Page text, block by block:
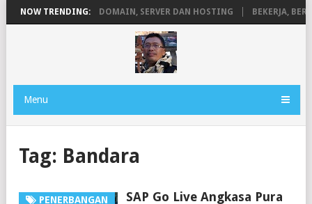
NOW TRENDING:
PENGERTIAN DOMAIN, SERVER DAN HOSTING BEKERJA,
Menu
Tag: Bandara
PENERBANGAN
SAP Go Live Angkasa Pura